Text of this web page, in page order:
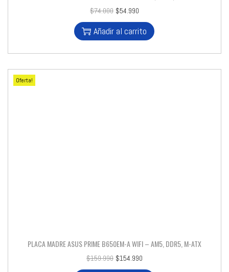
$74.000 $54.990
Añadir al carrito
Oferta!
PLACA MADRE ASUS PRIME B650EM-A WIFI – AM5, DDR5, M-ATX
$159.990 $154.990